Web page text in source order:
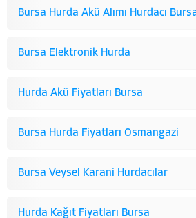
Bursa Hurda Akü Alımı Hurdacı
Bursa Elektronik Hurda
Hurda Akü Fiyatları Bursa
Bursa Hurda Fiyatları Osmangazi
Bursa Veysel Karani Hurdacılar
Hurda Kağıt Fiyatları Bursa